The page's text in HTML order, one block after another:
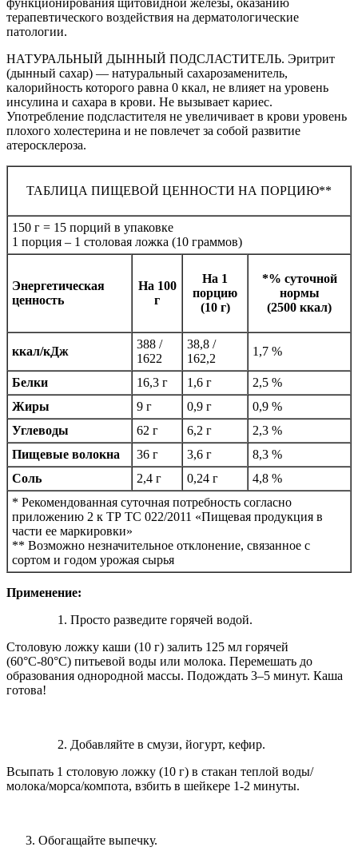
терапевтического воздействия на дерматологические
патологии.
НАТУРАЛЬНЫЙ ДЫННЫЙ ПОДСЛАСТИТЕЛЬ. Эритрит
(дынный сахар) — натуральный сахарозаменитель,
калорийность которого равна 0 ккал, не влияет на уровень
инсулина и сахара в крови. Не вызывает кариес.
Употребление подсластителя не увеличивает в крови уровень
плохого холестерина и не повлечет за собой развитие
атеросклероза.
ТАБЛИЦА ПИЩЕВОЙ ЦЕННОСТИ НА ПОРЦИЮ**
150 г = 15 порций в упаковке
1 порция – 1 столовая ложка (10 граммов)
Энергетическая
ценность
На 100
г
На 1
порцию
(10 г)
*% суточной
нормы
(2500 ккал)
ккал/кДж
388 /
1622
38,8 /
162,2
1,7 %
Белки 16,3 г 1,6 г
2,5 %
Жиры
9 г 0,9 г
0,9 %
Углеводы
62 г 6,2 г
2,3 %
Пищевые волокна
36 г 3,6 г
8,3 %
Соль
2,4 г 0,24 г
4,8 %
* Рекомендованная суточная потребность согласно
приложению 2 к ТР ТС 022/2011 «Пищевая продукция в
части ее маркировки»
** Возможно незначительное отклонение, связанное с
сортом и годом урожая сырья
Применение:
Просто разведите горячей водой.
Столовую ложку каши (10 г) залить 125 мл горячей
(60°С-80°С) питьевой воды или молока. Перемешать до
образования однородной массы. Подождать 3–5 минут. Каша
готова!
Добавляйте в смузи, йогурт, кефир.
Всыпать 1 столовую ложку (10 г) в стакан теплой воды/
молока/морса/компота, взбить в шейкере 1-2 минуты.
Обогащайте выпечку.